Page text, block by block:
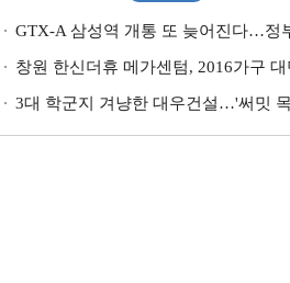
GTX-A 삼성역 개통 또 늦어진다…정
창원 한신더휴 메가센텀, 2016가구
3대 학군지 겨냥한 대우건설…'써밋